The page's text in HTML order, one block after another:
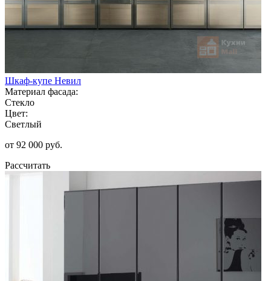
Шкаф-купе Невил
Материал фасада:
Стекло
Цвет:
Светлый
от 92 000 руб.
Рассчитать